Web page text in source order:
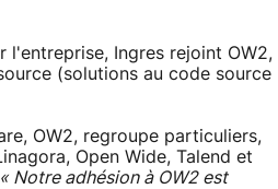
l'entreprise, Ingres rejoint OW2,
(solutions au code source
OW2, regroupe particuliers,
Open Wide, Talend et
« Notre adhésion à OW2 est